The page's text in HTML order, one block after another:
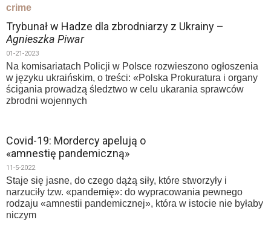
crime
Trybunał w Hadze dla zbrodniarzy z Ukrainy –
Agnieszka Piwar
01-21-2023
Na komisariatach Policji w Polsce rozwieszono ogłoszenia
w języku ukraińskim, o treści: «Polska Prokuratura i organy
ścigania prowadzą śledztwo w celu ukarania sprawców
zbrodni wojennych
Covid-19: Mordercy apelują o
«amnestię pandemiczną»
11-5-2022
Staje się jasne, do czego dążą siły, które stworzyły i
narzuciły tzw. «pandemię»: do wypracowania pewnego
rodzaju «amnestii pandemicznej», która w istocie nie byłaby
niczym